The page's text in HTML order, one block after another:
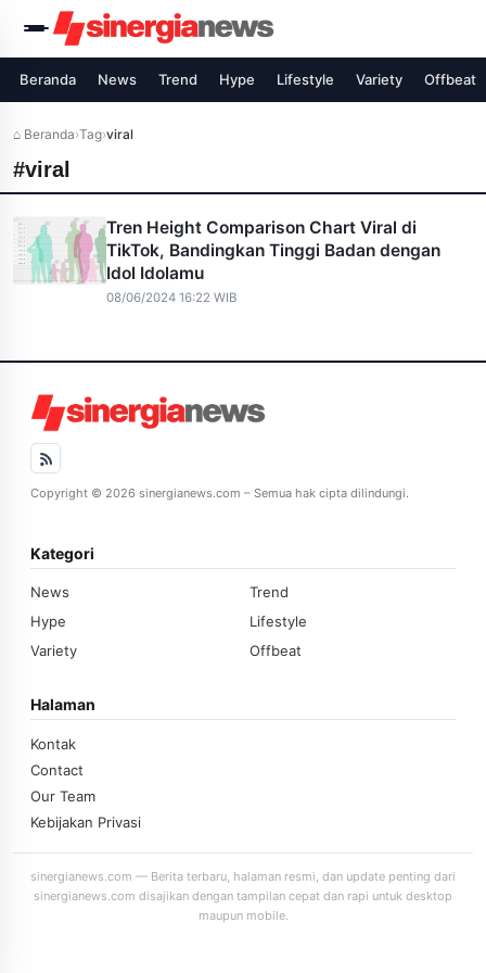
Beranda News Trend Hype Lifestyle Variety Offbeat
⌂ Beranda›Tag›viral
#viral
Tren Height Comparison Chart Viral di
TikTok, Bandingkan Tinggi Badan dengan
Idol Idolamu
08/06/2024 16:22 WIB
Copyright © 2026 sinergianews.com – Semua hak cipta dilindungi.
Kategori
News
Trend
Hype
Lifestyle
Variety
Offbeat
Halaman
Kontak
Contact
Our Team
Kebijakan Privasi
sinergianews.com — Berita terbaru, halaman resmi, dan update penting dari
sinergianews.com disajikan dengan tampilan cepat dan rapi untuk desktop
maupun mobile.